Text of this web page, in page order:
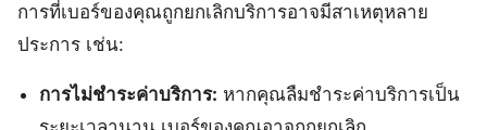
การที่เบอร์ของคุณถูกยกเลิกบริการอาจมีสาเหตุหลาย
ประการ เช่น:
การไม่ชำระค่าบริการ: หากคุณลืมชำระค่าบริการเป็น